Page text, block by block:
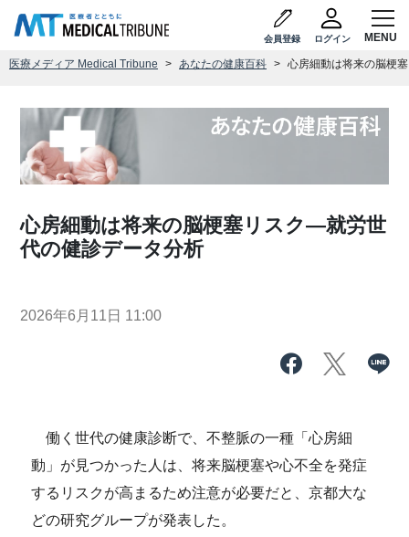
会員登録 ログイン
医療メディア Medical Tribune あなたの健康百科 心房細動は将来の脳梗
心房細動は将来の脳梗塞リスク―就労世
代の健診データ分析
2026年6月11日 11:00
働く世代の健康診断で、不整脈の一種「心房細
動」が見つかった人は、将来脳梗塞や心不全を発症
するリスクが高まるため注意が必要だと、京都大な
どの研究グループが発表した。